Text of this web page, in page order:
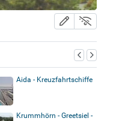
Aida - Kreuzfahrtschiffe
Krummhörn - Greetsiel -